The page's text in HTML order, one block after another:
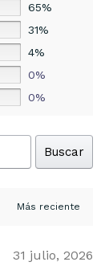
65%
31%
4%
0%
0%
Buscar
31 julio, 2026